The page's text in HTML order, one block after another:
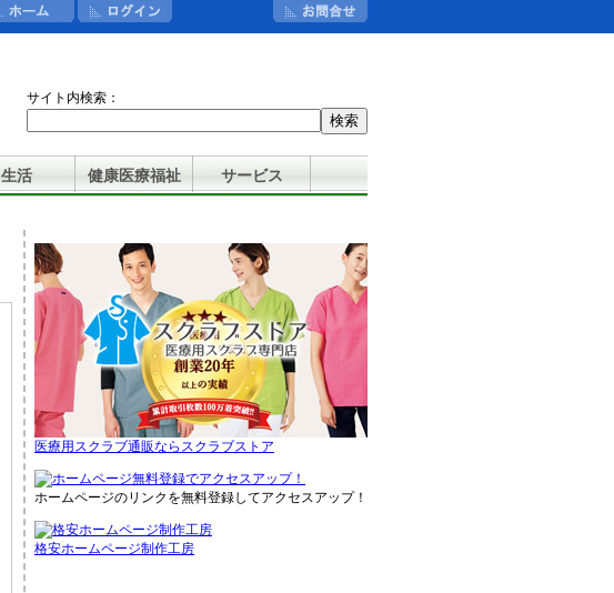
サイト内検索：
生活 健康医療福祉 サービス
医療用スクラブ通販ならスクラブストア
ホームページのリンクを無料登録してアクセスアップ！
格安ホームページ制作工房